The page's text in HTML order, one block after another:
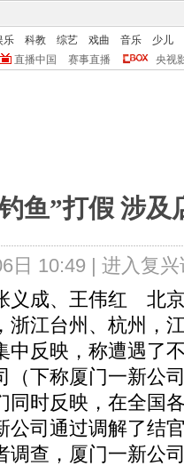
乐 科教 综艺 戏曲 音乐
少儿
直播中国 赛事直播 央视
鱼”打假 涉及
日 10:49 | 进入复兴
成、王伟红 北
浙江台州、杭州，
反映，称遭遇了
（下称厦门一新公
同时反映，在全国
公司通过调解了结
调查，厦门一新公